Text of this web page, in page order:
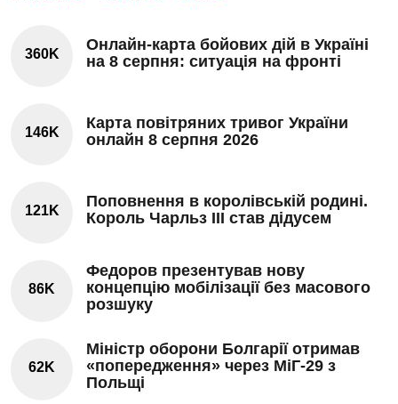
360K
Онлайн-карта бойових дій в Україні
на 8 серпня: ситуація на фронті
146K
Карта повітряних тривог України
онлайн 8 серпня 2026
121K
Поповнення в королівській родині.
Король Чарльз III став дідусем
86K
Федоров презентував нову
концепцію мобілізації без масового
розшуку
62K
Міністр оборони Болгарії отримав
«попередження» через МіГ-29 з
Польщі